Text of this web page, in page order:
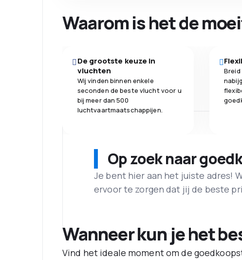
Waarom is het de
De grootste keuze in
vluchten
Wij vinden binnen enkele
seconden de beste vlucht voor u
bij meer dan 500
luchtvaartmaatschappijen.
Op zoek naar
Je bent hier aan het juiste adres!
ervoor te zorgen dat jij de beste
Wanneer kun je het
Vind het ideale moment om de